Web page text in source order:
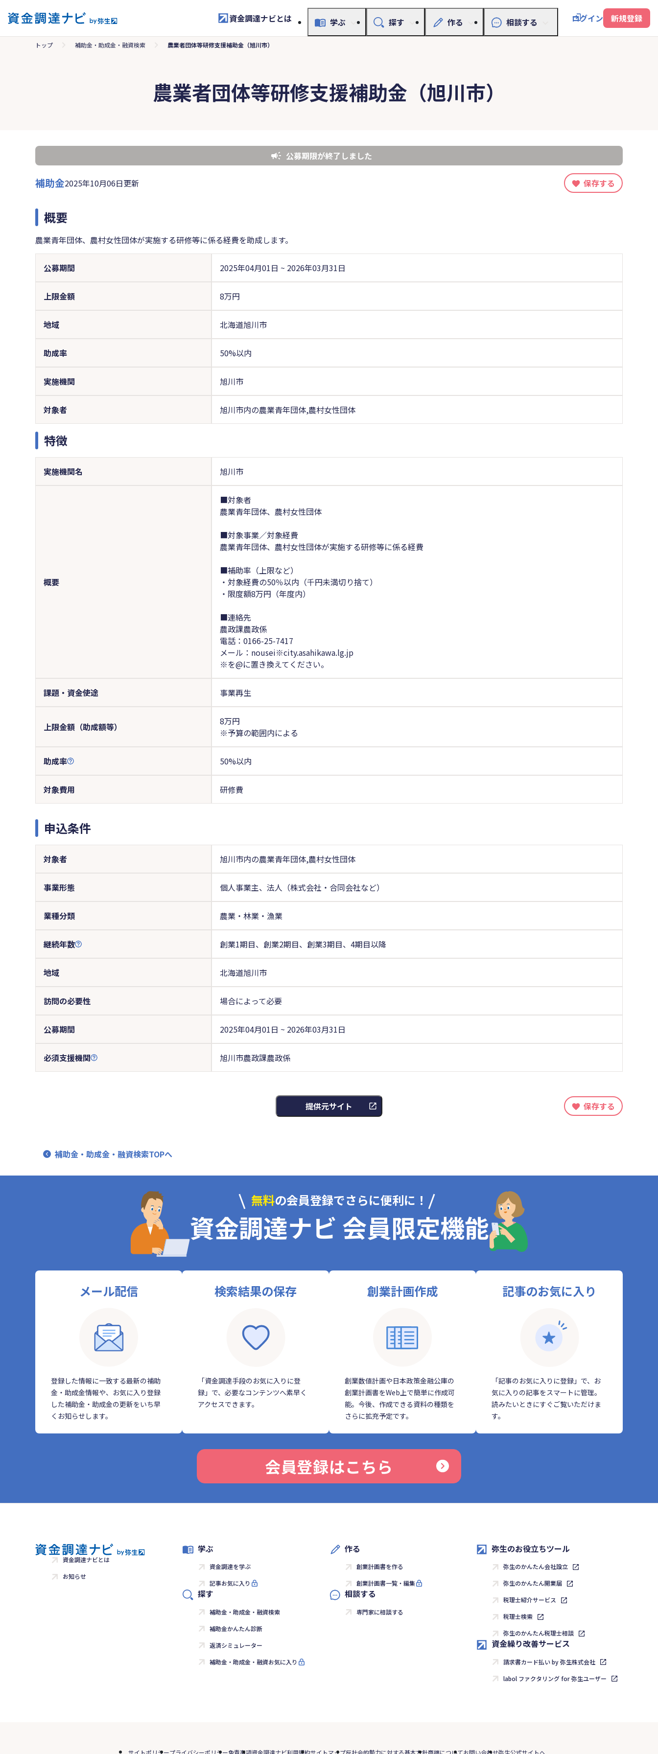
資金調達ナビとは 学ぶ 探す 作る 相談する ログイン 新規登録
トップ 補助金・助成金・融資検索 農業者団体等研修支援補助金（旭川市）
農業者団体等研修支援補助金（旭川市）
公募期限が終了しました
補助金2025年10月06日更新 保存する
概要
農業青年団体、農村女性団体が実施する研修等に係る経費を助成します。
公募期間 2025年04月01日 ~ 2026年03月31日
上限金額 8万円
地域 北海道旭川市
助成率 50%以内
実施機関 旭川市
対象者 旭川市内の農業青年団体,農村女性団体
特徴
実施機関名 旭川市
概要
■対象者
農業青年団体、農村女性団体
■対象事業／対象経費
農業青年団体、農村女性団体が実施する研修等に係る経費
■補助率（上限など）
・対象経費の50％以内（千円未満切り捨て）
・限度額8万円（年度内）
■連絡先
農政課農政係
電話：0166-25-7417
メール：nousei※city.asahikawa.lg.jp
※を@に置き換えてください。
課題・資金使途 事業再生
上限金額（助成額等）
8万円
※予算の範囲内による
助成率 50%以内
対象費用 研修費
申込条件
対象者 旭川市内の農業青年団体,農村女性団体
事業形態 個人事業主、法人（株式会社・合同会社など）
業種分類 農業・林業・漁業
継続年数 創業1期目、創業2期目、創業3期目、4期目以降
地域 北海道旭川市
訪問の必要性 場合によって必要
公募期間 2025年04月01日 ~ 2026年03月31日
必須支援機関 旭川市農政課農政係
提供元サイト 保存する
補助金・助成金・融資検索TOPへ
無料の会員登録でさらに便利に！
資金調達ナビ 会員限定機能
メール配信
登録した情報に一致する最新の補助
金・助成金情報や、お気に入り登録
した補助金・助成金の更新をいち早
くお知らせします。
検索結果の保存
「資金調達手段のお気に入りに登
録」で、必要なコンテンツへ素早く
アクセスできます。
創業計画作成
創業数値計画や日本政策金融公庫の
創業計画書をWeb上で簡単に作成可
能。今後、作成できる資料の種類を
さらに拡充予定です。
記事のお気に入り
「記事のお気に入りに登録」で、お
気に入りの記事をスマートに管理。
読みたいときにすぐご覧いただけま
す。
会員登録はこちら
資金調達ナビとは
お知らせ
学ぶ
資金調達を学ぶ
記事お気に入り
探す
補助金・助成金・融資検索
補助金かんたん診断
返済シミュレーター
補助金・助成金・融資お気に入り
作る
創業計画書を作る
創業計画書一覧・編集
相談する
専門家に相談する
弥生のお役立ちツール
弥生のかんたん会社設立
弥生のかんたん開業届
税理士紹介サービス
税理士検索
弥生のかんたん税理士相談
資金繰り改善サービス
請求書カード払い by 弥生株式会社
labol ファクタリング for 弥生ユーザー
サイトポリシープライバシーポリシー免責事項資金調達ナビ利用規約サイトマップ反社会的勢力に対する基本方針商標についてお問い合わせ弥生公式サイトへ